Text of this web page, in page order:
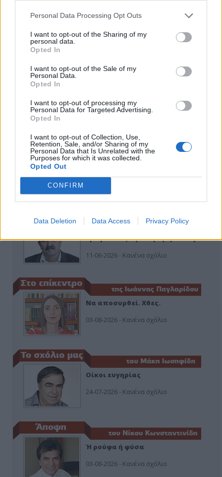
Personal Data Processing Opt Outs
I want to opt-out of the Sharing of my
personal data.
Opted In
I want to opt-out of the Sale of my
Personal Data.
Opted In
I want to opt-out of processing my
Personal Data for Targeted Advertising.
Opted In
I want to opt-out of Collection, Use,
Retention, Sale, and/or Sharing of my
Personal Data that Is Unrelated with the
Purposes for which it was collected.
Opted Out
CONFIRM
Data Deletion Data Access Privacy Policy
ΑΠΟΨΕΙΣ
Εδώ Παππάς, εκεί Παππάς, που είναι
εμπράκτως την περιφέρεια – μειώσ…
11-06-2026 - Κανένα σχόλιο
Να αποσυρθεί. Χθες.
03-08-2026 - Κανένα σχόλιο
Οίκοι ευγηρίας
24-07-2026 - Κανένα σχόλιο
Ή ρούφα ή φύσα
03-08-2026 - Κανένα σχόλιο